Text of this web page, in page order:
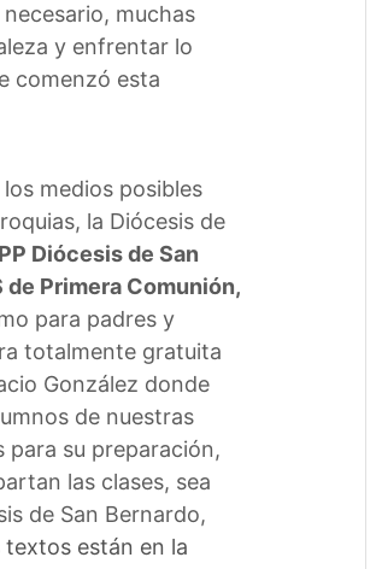
muchas
y enfrentar lo
comenzó esta
medios posibles
la Diócesis de
Diócesis de San
de Primera Comunión,
para padres y
totalmente gratuita
González donde
de nuestras
para su preparación,
las clases, sea
de San Bernardo,
textos están en la